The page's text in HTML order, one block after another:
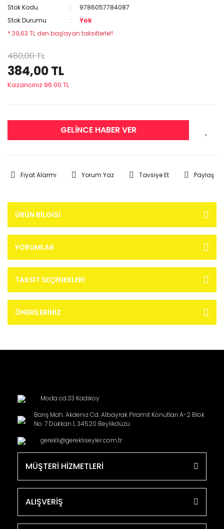
Stok Kodu
9786057784087
Stok Durumu
Yok
* 39,63 TL den başlayan taksitlerle!!
480,00 TL
384,00 TL
Kazancınız 96.00 TL
GELİNCE HABER VER
Fiyat Alarmı Yorum Yaz Tavsiye Et Paylaş
ÜRÜN BILGISI
YORUMLAR
TAKSIT SEÇENEKLERI
ÖNERILERINIZ
Moda cd.33 Kadikoy
Barış Mah. Akdeniz Cd. Albayrak Piramit Konutları A-2 Blok
No: 7 Dükkan 1, 34520 Beylikdüzü
gerekli@gerekliseyler.com.tr
MÜŞTERİ HİZMETLERİ
ALIŞVERİŞ